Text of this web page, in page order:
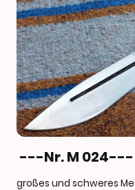
---Nr. M 024---
großes und schweres